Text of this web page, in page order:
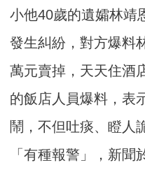
小他40歲的遺孀林靖
發生糾紛，對方爆料
萬元賣掉，天天住酒
的飯店人員爆料，表
鬧，不但吐痰、瞪人
「有種報警」，新